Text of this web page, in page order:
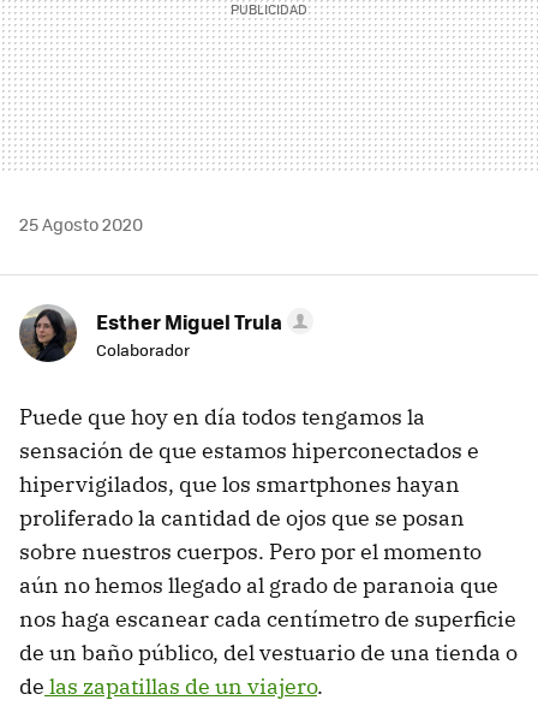
25 Agosto 2020
Esther Miguel Trula
Colaborador
Puede que hoy en día todos tengamos la
sensación de que estamos hiperconectados e
hipervigilados, que los smartphones hayan
proliferado la cantidad de ojos que se posan
sobre nuestros cuerpos. Pero por el momento
aún no hemos llegado al grado de paranoia que
nos haga escanear cada centímetro de superficie
de un baño público, del vestuario de una tienda o
de las zapatillas de un viajero.